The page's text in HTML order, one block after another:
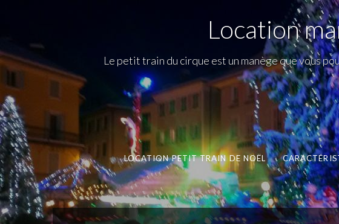
Location
Le petit train du cirque est un manège que vous
LOCATION PETIT TRAIN DE NOËL